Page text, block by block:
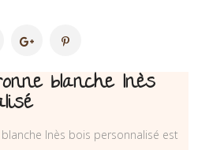
blanche Inès
Inès bois personnalisé est